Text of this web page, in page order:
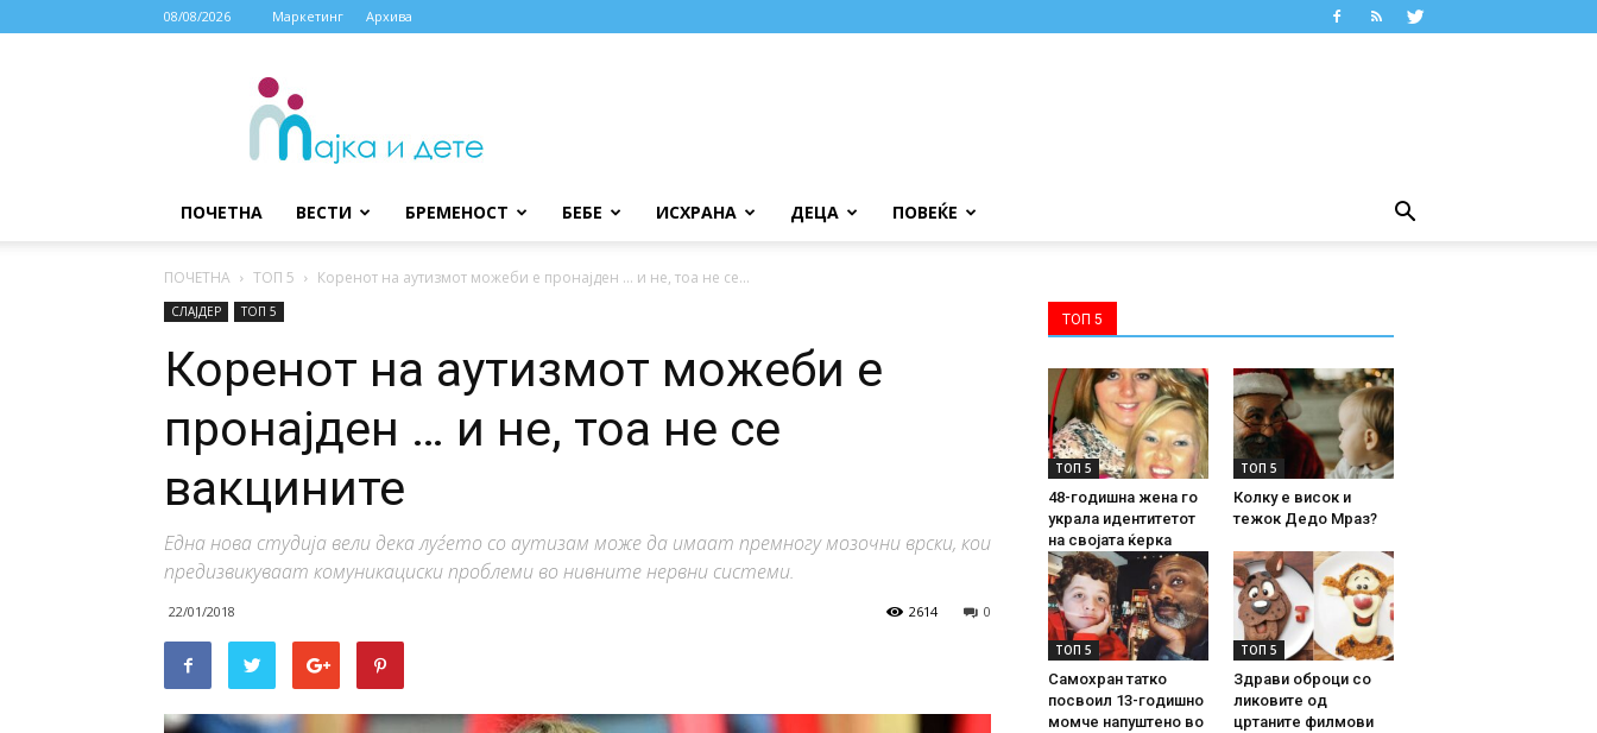
08/08/2026 Маркетинг Архива
МАЈКА
ДЕТЕ
ПОЧЕТНА ВЕСТИ БРЕМЕНОСТ БЕБЕ ИСХРАНА ДЕЦА ПОВЕЌЕ
ПОЧЕТНА ТОП 5 Коренот на аутизмот можеби е пронајден … и не, тоа не се...
СЛАЈДЕР ТОП 5
Коренот на аутизмот можеби е
пронајден … и не, тоа не се
вакцините
Една нова студија вели дека луѓето со аутизам може да имаат премногу мозочни врски, кои
предизвикуваат комуникациски проблеми во нивните нервни системи.
22/01/2018 0
2614
ТОП 5
ТОП 5
48-годишна жена го
украла идентитетот
на својата ќерка
ТОП 5
Колку е висок и
тежок Дедо Мраз?
ТОП 5
Самохран татко
посвоил 13-годишно
момче напуштено во
ТОП 5
Здрави оброци со
ликовите од
цртаните филмови